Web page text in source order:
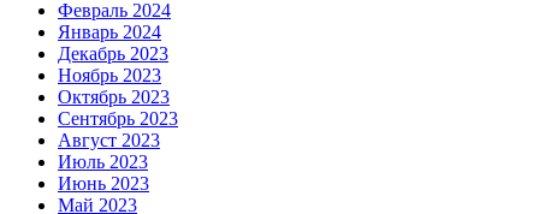
Февраль 2024
Январь 2024
Декабрь 2023
Ноябрь 2023
Октябрь 2023
Сентябрь 2023
Август 2023
Июль 2023
Июнь 2023
Май 2023